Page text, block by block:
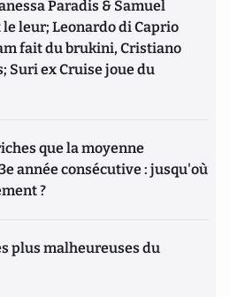
Paradis & Samuel
leur; Leonardo di Caprio
fait du brukini, Cristiano
Suri ex Cruise joue du
que la moyenne
année consécutive : jusqu'où
?
plus malheureuses du